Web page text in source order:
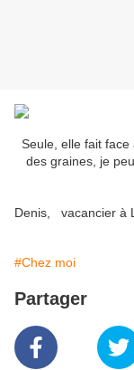
Seule, elle fait
des graines, je
Denis, vacancier à
#Chez moi
Partager